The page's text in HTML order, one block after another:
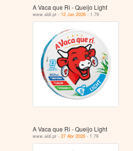
A Vaca que Ri - Queijo Light
www.aldi.pt - 12 Jan 2026 - 1.79
A Vaca que Ri - Queijo Light
www.aldi.pt -27 Abr 2026 - 1.79